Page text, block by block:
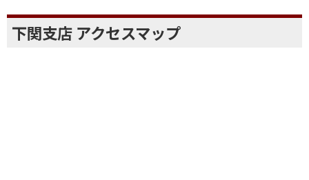
下関支店 アクセスマップ